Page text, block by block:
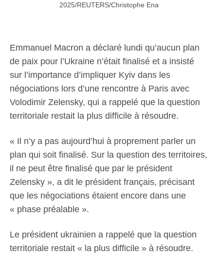
2025/REUTERS/Christophe Ena
Emmanuel Macron a déclaré lundi qu’aucun plan
de paix pour l’Ukraine n’était finalisé et a insisté
sur l’importance d’impliquer Kyiv dans les
négociations lors d’une rencontre à Paris avec
Volodimir Zelensky, qui a rappelé que la question
territoriale restait la plus difficile à résoudre.
« Il n’y a pas aujourd’hui à proprement parler un
plan qui soit finalisé. Sur la question des territoires,
il ne peut être finalisé que par le président
Zelensky », a dit le président français, précisant
que les négociations étaient encore dans une
« phase préalable ».
Le président ukrainien a rappelé que la question
territoriale restait « la plus difficile » à résoudre.